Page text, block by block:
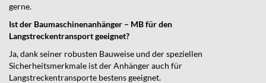
gerne.
Ist der Baumaschinenanhänger – MB für den
Langstreckentransport geeignet?
Ja, dank seiner robusten Bauweise und der speziellen
Sicherheitsmerkmale ist der Anhänger auch für
Langstreckentransporte bestens geeignet.